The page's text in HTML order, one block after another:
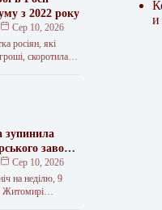
з 2022 року
Сер 10, 2026
росіян, які
скоротилася
із…
зупинила
заводу
Сер 10, 2026
на неділю, 9
Житомирі
и